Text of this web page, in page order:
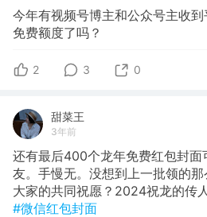
今年有视频号博主和公众号主收到
免费额度了吗？
2 3 0
甜菜王
3年前
还有最后400个龙年免费红包封面
友。手慢无。没想到上一批领的
大家的共同祝愿？2024祝龙的传
#微信红包封面